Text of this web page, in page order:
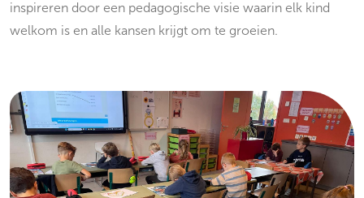
inspireren door een pedagogische visie waarin elk kind
welkom is en alle kansen krijgt om te groeien.